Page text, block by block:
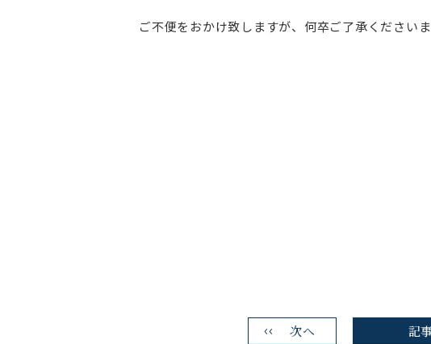
ご不便をおかけ致しますが、何卒ご了承ください
次へ 記